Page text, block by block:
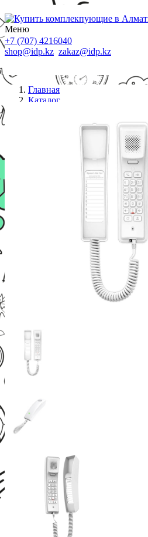
Меню
+7 (707) 4216040
shop@idp.kz zakaz@idp.kz
Главная
Каталог
IP телефон Fanvil H2U (белый)